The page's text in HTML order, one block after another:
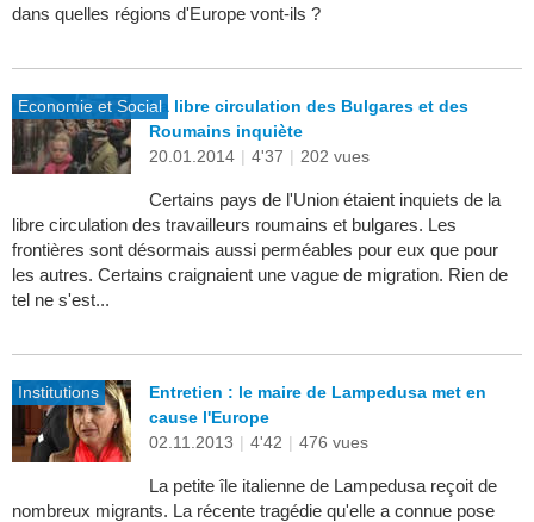
dans quelles régions d'Europe vont-ils ?
Economie et SocialLa libre circulation des Bulgares et des
Roumains inquiète
20.01.2014 | 4'37 | 202 vues
Certains pays de l'Union étaient inquiets de la
libre circulation des travailleurs roumains et bulgares. Les
frontières sont désormais aussi perméables pour eux que pour
les autres. Certains craignaient une vague de migration. Rien de
tel ne s'est...
Institutions
Entretien : le maire de Lampedusa met en
cause l'Europe
02.11.2013 | 4'42 | 476 vues
La petite île italienne de Lampedusa reçoit de
nombreux migrants. La récente tragédie qu'elle a connue pose